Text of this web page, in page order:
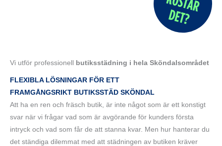
Vi utför professionell butiksstädning i hela Sköndalsområdet
FLEXIBLA LÖSNINGAR FÖR ETT
FRAMGÅNGSRIKT BUTIKSSTÄD SKÖNDAL
Att ha en ren och fräsch butik, är inte något som är ett konstigt
svar när vi frågar vad som är avgörande för kunders första
intryck och vad som får de att stanna kvar. Men hur hanterar du
det ständiga dilemmat med att städningen av butiken kräver